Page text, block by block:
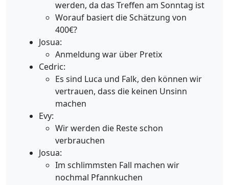
werden, da das Treffen am Sonntag ist
Worauf basiert die Schätzung von
400€?
Josua:
Anmeldung war über Pretix
Cedric:
Es sind Luca und Falk, den können wir
vertrauen, dass die keinen Unsinn
machen
Evy:
Wir werden die Reste schon
verbrauchen
Josua:
Im schlimmsten Fall machen wir
nochmal Pfannkuchen